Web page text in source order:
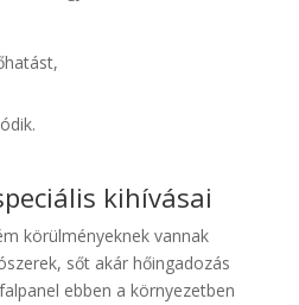
kihívásai
körülményeknek vannak
sőt akár hőingadozás
ebben a környezetben